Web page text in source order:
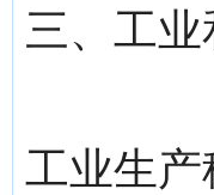
三、工
工业生